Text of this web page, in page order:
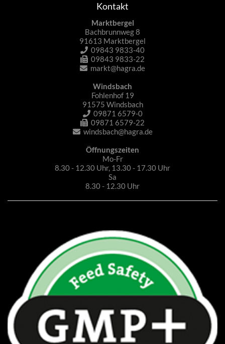
Kontakt
Marktbergel
Bachbrunnweg 8
91613 Marktbergel
09843 9833-40
09843 9833-22
markt@hagra.de
Windsbach
Fohlenhof 19
91575 Windsbach
09871 6579-0
09871 6579-22
windsbach@hagra.de
Öffnungszeiten
Mo-Fr
8.30 - 12.30 Uhr, 13.30 - 17.30 Uhr
Sa
8.30 - 12.30 Uhr